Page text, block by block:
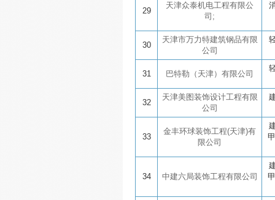
29
天津众泰机电工程有限公
司;
30
天津市万力特建筑钢品有限
公司
31 巴特勒（天津）有限公司
32
天津美图装饰设计工程有限
公司
33
金丰环球装饰工程(天津)有
限公司
34 中建六局装饰工程有限公司